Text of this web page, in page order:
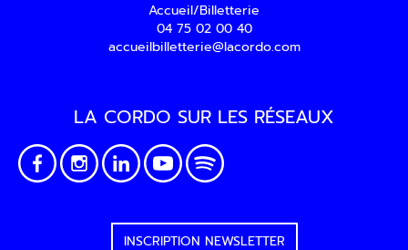
Accueil/Billetterie
04 75 02 00 40
accueilbilletterie@lacordo.com
LA CORDO SUR LES RÉSEAUX
INSCRIPTION NEWSLETTER